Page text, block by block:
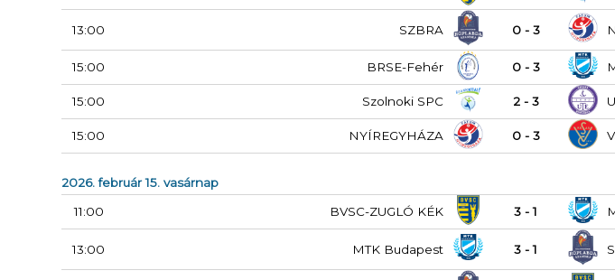
13:00 SZBRA 0 - 3
15:00 BRSE-Fehér 0 - 3
15:00 Szolnoki SPC 2 - 3
15:00 NYÍREGYHÁZA 0 - 3
2026. február 15. vasárnap
11:00
BVSC-ZUGLÓ KÉK 3 - 1
13:00 MTK Budapest 3 - 1